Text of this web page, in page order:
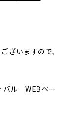
ざいますので、
バル WEBペー